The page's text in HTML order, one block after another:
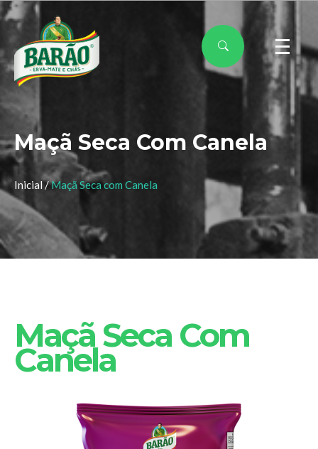
Maçã Seca Com Canela
Inicial /Maçã Seca com Canela
Maçã Seca Com
Canela